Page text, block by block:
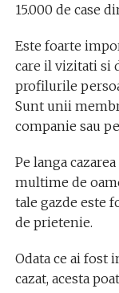
15.000 de case
Este foarte
care il vizitati si
profilurile
Sunt unii
companie sau
Pe langa
multime de
tale gazde este
de prietenie.
Odata ce ai fost
cazat, acesta